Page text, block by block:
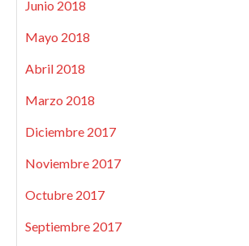
Junio 2018
Mayo 2018
Abril 2018
Marzo 2018
Diciembre 2017
Noviembre 2017
Octubre 2017
Septiembre 2017